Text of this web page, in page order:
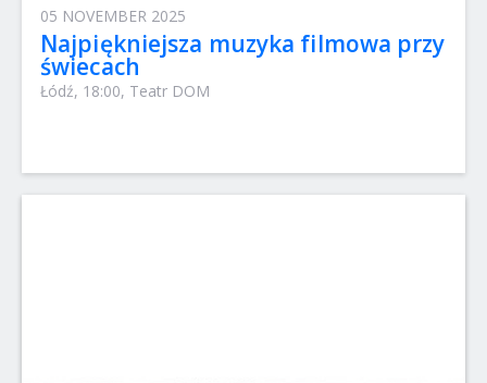
05 NOVEMBER 2025
Najpiękniejsza muzyka filmowa przy
świecach
Łódź, 18:00, Teatr DOM